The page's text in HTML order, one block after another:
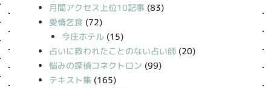
月間アクセス上位10記事 (83)
愛情乞食 (72)
今庄ホテル(15)
占いに救われたことのない占い師 (20)
悩みの探偵コネクトロン (99)
テキスト集 (165)